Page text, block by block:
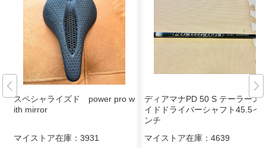
スペシャライズド power pro w
ith mirror
マイストア在庫： 3931
ディアマナPD 50 S テーラーメ
イドドライバーシャフト45.5イ
ンチ
マイストア在庫： 4639